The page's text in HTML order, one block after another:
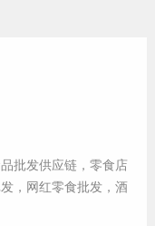
批发供应链，零食店
，网红零食批发，酒